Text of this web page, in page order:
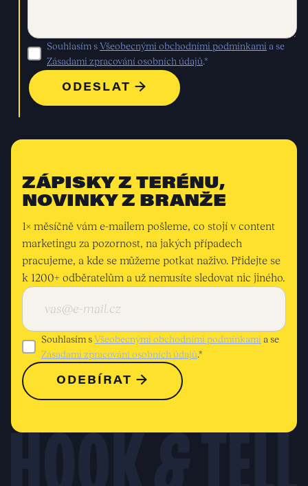
Souhlasím sVšeobecnými obchodními podmínkami a se
Zásadami zpracování osobních údajů.*
ZÁPISKY Z TERÉNU,
NOVINKY Z BRANŽE
1× měsíčně vám e-mailem pošleme, co stojí v content
marketingu za pozornost, na jakých případech
pracujeme, a kde se můžeme potkat naživo. Přidejte se
k 1200+ odběratelům a už nemusíte sledovat nic jiného.
Souhlasím sVšeobecnými obchodními podmínkami a se
Zásadami zpracování osobních údajů.*